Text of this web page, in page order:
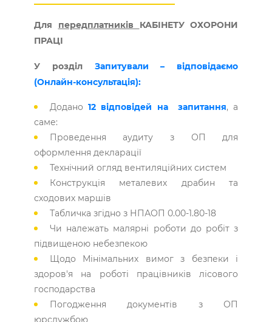
Для передплатників КАБІНЕТУ ОХОРОНИ
ПРАЦІ
У розділ Запитували – відповідаємо
(Онлайн-консультація):
Додано 12 відповідей на запитання, а
саме:
Проведення аудиту з ОП для
оформлення декларації
Технічний огляд вентиляційних систем
Конструкція металевих драбин та
сходових маршів
Табличка згідно з НПАОП 0.00-1.80-18
Чи належать малярні роботи до робіт з
підвищеною небезпекою
Щодо Мінімальних вимог з безпеки і
здоров'я на роботі працівників лісового
господарства
Погодження документів з ОП
юрслужбою